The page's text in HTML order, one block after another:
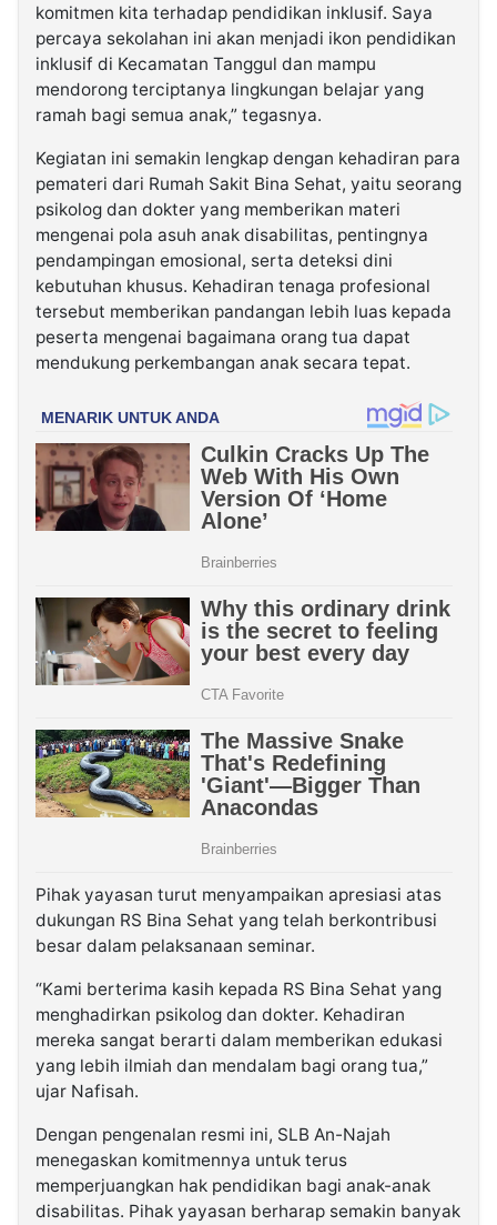
komitmen kita terhadap pendidikan inklusif. Saya
percaya sekolahan ini akan menjadi ikon pendidikan
inklusif di Kecamatan Tanggul dan mampu
mendorong terciptanya lingkungan belajar yang
ramah bagi semua anak,” tegasnya.
Kegiatan ini semakin lengkap dengan kehadiran para
pemateri dari Rumah Sakit Bina Sehat, yaitu seorang
psikolog dan dokter yang memberikan materi
mengenai pola asuh anak disabilitas, pentingnya
pendampingan emosional, serta deteksi dini
kebutuhan khusus. Kehadiran tenaga profesional
tersebut memberikan pandangan lebih luas kepada
peserta mengenai bagaimana orang tua dapat
mendukung perkembangan anak secara tepat.
Pihak yayasan turut menyampaikan apresiasi atas
dukungan RS Bina Sehat yang telah berkontribusi
besar dalam pelaksanaan seminar.
“Kami berterima kasih kepada RS Bina Sehat yang
menghadirkan psikolog dan dokter. Kehadiran
mereka sangat berarti dalam memberikan edukasi
yang lebih ilmiah dan mendalam bagi orang tua,”
ujar Nafisah.
Dengan pengenalan resmi ini, SLB An-Najah
menegaskan komitmennya untuk terus
memperjuangkan hak pendidikan bagi anak-anak
disabilitas. Pihak yayasan berharap semakin banyak